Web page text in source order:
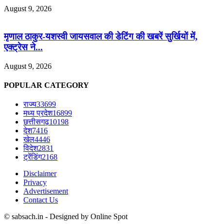
August 9, 2026
मृणाल ठाकुर-यशस्वी जायसवाल की डेटिंग की खबरें सुर्खियों में,
एक्ट्रेस ने...
August 9, 2026
POPULAR CATEGORY
राज्य33699
मध्य प्रदेश16899
छत्तीसगढ़10198
देश7416
खेल4446
विदेश2831
ट्रेंडिंग2168
Disclaimer
Privacy
Advertisement
Contact Us
© sabsach.in - Designed by Online Spot